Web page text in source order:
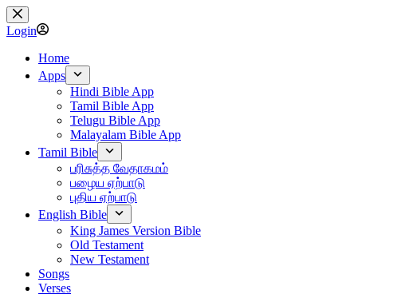
Skip
to
content
Login
Home
Apps
Hindi Bible App
Tamil Bible App
Telugu Bible App
Malayalam Bible App
Tamil Bible
பரிசுத்த வேதாகமம்
பழைய ஏற்பாடு
புதிய ஏற்பாடு
English Bible
King James Version Bible
Old Testament
New Testament
Songs
Verses